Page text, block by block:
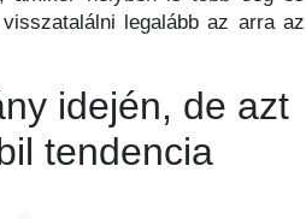
legalább az arra az
idején, de azt
tendencia